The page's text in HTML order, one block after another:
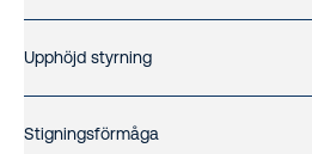
Upphöjd styrning
Stigningsförmåga